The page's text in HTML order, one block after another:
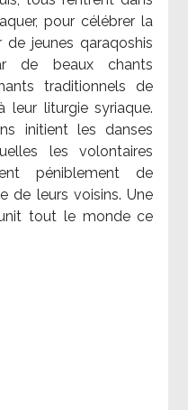
pour célébrer la
jeunes qaraqoshis
de beaux chants
traditionnels de
leur liturgie syriaque.
initient les danses
les volontaires
péniblement de
de leurs voisins. Une
tout le monde ce